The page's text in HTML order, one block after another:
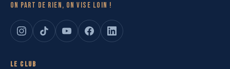
On part de rien, on vise loin !
Le club